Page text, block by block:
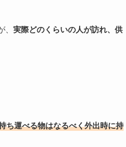
実際どのくらいの人が訪れ、供
ち運べる物はなるべく外出時に持